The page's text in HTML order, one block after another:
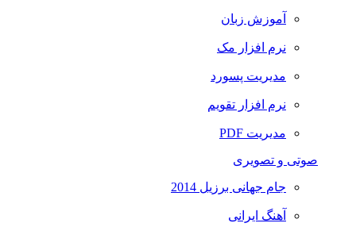
آموزش زبان
نرم افزار مک
مدیریت پسورد
نرم افزار تقویم
مدیریت PDF
صوتی و تصویری
جام جهانی برزیل 2014
آهنگ ایرانی